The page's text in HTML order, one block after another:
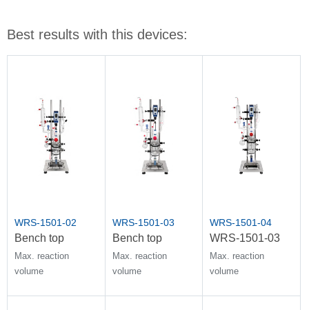
Best results with this devices:
WRS-1501-02
Bench top
reactor, all-in-
one, jacketed,
Max. reaction
volume
WRS-1501-03
Bench top
reactor, all-in-
one, jacketed,
Max. reaction
volume
WRS-1501-04
WRS-1501-03
Max. reaction
volume